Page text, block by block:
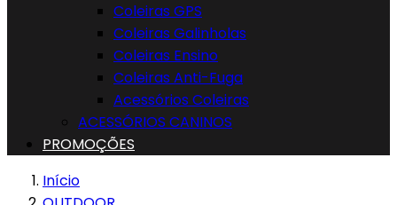
Coleiras GPS
Coleiras Galinholas
Coleiras Ensino
Coleiras Anti-Fuga
Acessórios Coleiras
ACESSÓRIOS CANINOS
PROMOÇÕES
Início